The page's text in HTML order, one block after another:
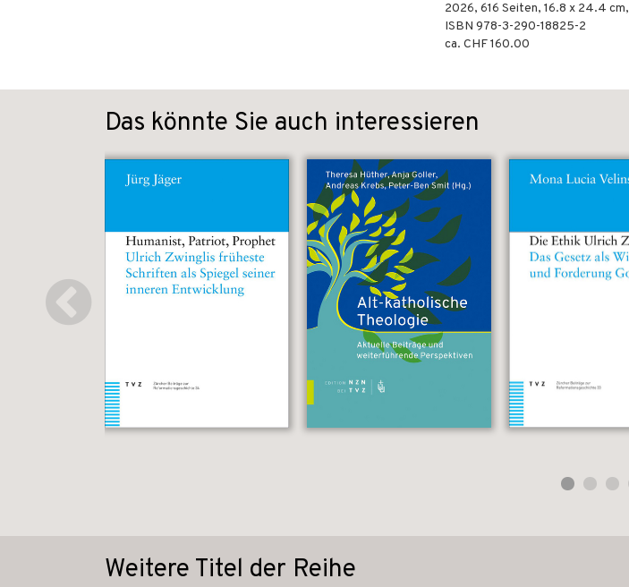
2026, 616 Seiten, 16.8 x 24.4 cm,
ISBN 978-3-290-18825-2
ca. CHF 160.00
Das könnte Sie auch interessieren
Weitere Titel der Reihe